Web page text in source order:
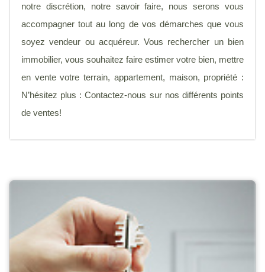
notre discrétion, notre savoir faire, nous serons vous
accompagner tout au long de vos démarches que vous
soyez vendeur ou acquéreur. Vous rechercher un bien
immobilier, vous souhaitez faire estimer votre bien, mettre
en vente votre terrain, appartement, maison, propriété :
N’hésitez plus : Contactez-nous sur nos différents points
de ventes!